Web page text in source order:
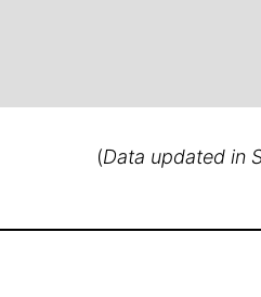
(Data updated in